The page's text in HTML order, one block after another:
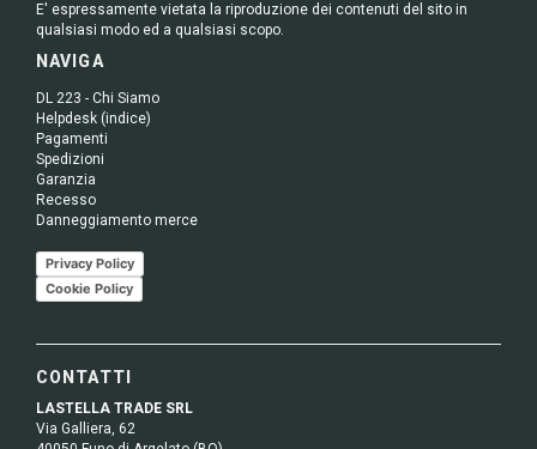
E' espressamente vietata la riproduzione dei contenuti del sito in
qualsiasi modo ed a qualsiasi scopo.
NAVIGA
DL 223 - Chi Siamo
Helpdesk (indice)
Pagamenti
Spedizioni
Garanzia
Recesso
Danneggiamento merce
Privacy Policy
Cookie Policy
CONTATTI
LASTELLA TRADE SRL
Via Galliera, 62